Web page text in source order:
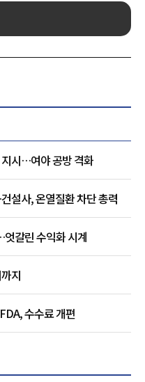
시…여야 공방 격화
설사, 온열질환 차단 총력
갈린 수익화 시계
지
수수료 개편